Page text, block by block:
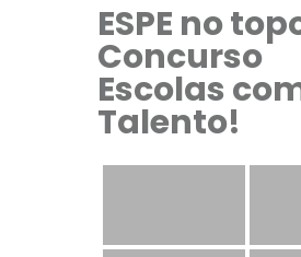
ESPE no
Concurso
Escolas
Talento!